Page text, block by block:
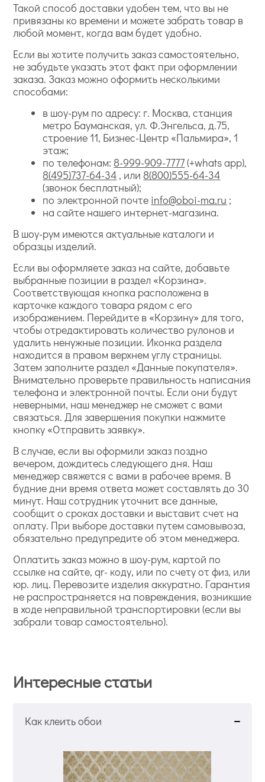
Такой способ доставки удобен тем, что вы не
привязаны ко времени и можете забрать товар в
любой момент, когда вам будет удобно.
Если вы хотите получить заказ самостоятельно,
не забудьте указать этот факт при оформлении
заказа. Заказ можно оформить несколькими
способами:
в шоу-рум по адресу: г. Москва, станция
метро Бауманская, ул. Ф.Энгельса, д.75,
строение 11, Бизнес-Центр «Пальмира», 1
этаж;
по телефонам: 8-999-909-7777(+whats app),
8(495)737-64-34 , или 8(800)555-64-34
(звонок бесплатный);
по электронной почте info@oboi-ma.ru ;
на сайте нашего интернет-магазина.
В шоу-рум имеются актуальные каталоги и
образцы изделий.
Если вы оформляете заказ на сайте, добавьте
выбранные позиции в раздел «Корзина».
Соответствующая кнопка расположена в
карточке каждого товара рядом с его
изображением. Перейдите в «Корзину» для того,
чтобы отредактировать количество рулонов и
удалить ненужные позиции. Иконка раздела
находится в правом верхнем углу страницы.
Затем заполните раздел «Данные покупателя».
Внимательно проверьте правильность написания
телефона и электронной почты. Если они будут
неверными, наш менеджер не сможет с вами
связаться. Для завершения покупки нажмите
кнопку «Отправить заявку».
В случае, если вы оформили заказ поздно
вечером, дождитесь следующего дня. Наш
менеджер свяжется с вами в рабочее время. В
будние дни время ответа может составлять до 30
минут. Наш сотрудник уточнит все данные,
сообщит о сроках доставки и выставит счет на
оплату. При выборе доставки путем самовывоза,
обязательно предупредите об этом менеджера.
Оплатить заказ можно в шоу-рум, картой по
ссылке на сайте, qr- коду, или по счету от физ, или
юр. лиц. Перевозите изделия аккуратно. Гарантия
не распространяется на повреждения, возникшие
в ходе неправильной транспортировки (если вы
забрали товар самостоятельно).
Интересные статьи
Как клеить обои